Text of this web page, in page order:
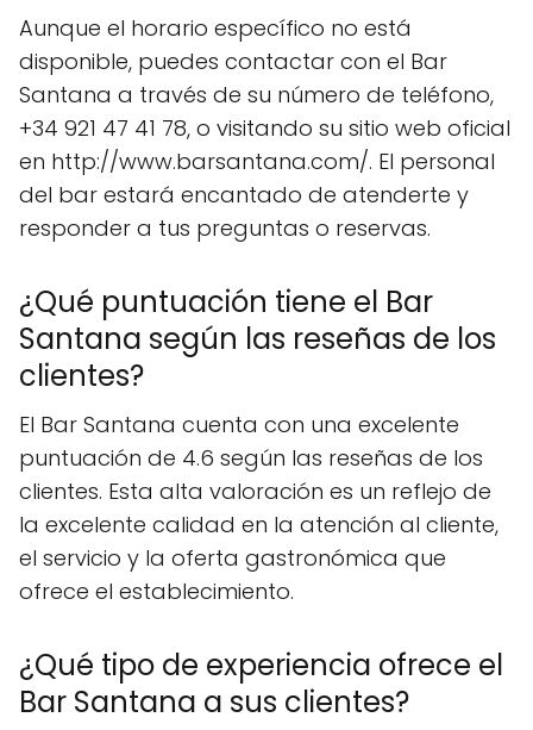
Aunque el horario específico no está
disponible, puedes contactar con el Bar
Santana a través de su número de teléfono,
+34 921 47 41 78, o visitando su sitio web oficial
en http://www.barsantana.com/. El personal
del bar estará encantado de atenderte y
responder a tus preguntas o reservas.
¿Qué puntuación tiene el Bar
Santana según las reseñas de los
clientes?
El Bar Santana cuenta con una excelente
puntuación de 4.6 según las reseñas de los
clientes. Esta alta valoración es un reflejo de
la excelente calidad en la atención al cliente,
el servicio y la oferta gastronómica que
ofrece el establecimiento.
¿Qué tipo de experiencia ofrece el
Bar Santana a sus clientes?